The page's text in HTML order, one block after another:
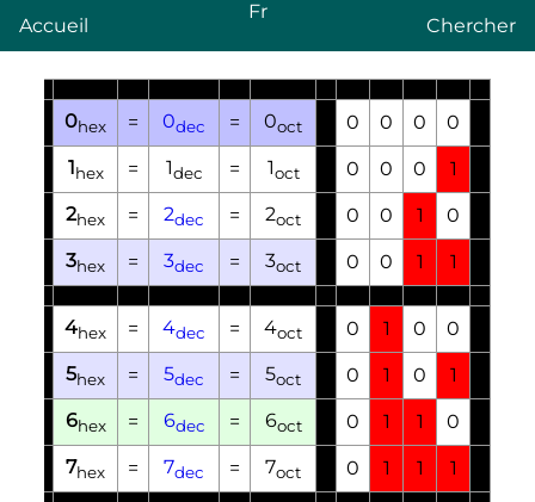
Accueil
Fr
Chercher
0hex = 0dec = 0oct 0 0 0
0
1hex = 1dec = 1oct 0 0 0
1
2hex = 2dec = 2oct 0 0 1
0
3hex = 3dec = 3oct 0 0 1 1
4hex = 4dec = 4oct 0 1 0
0
5hex = 5dec = 5oct 0 1 0
1
6hex = 6dec = 6oct 0 1 1
0
7hex = 7dec = 7oct 0 1 1 1